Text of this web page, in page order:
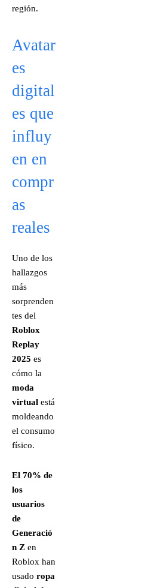
región.
Avatar
es
digital
es que
influy
en en
compr
as
reales
Uno de los
hallazgos
más
sorprenden
tes del
Roblox
Replay
2025 es
cómo la
moda
virtual está
moldeando
el consumo
físico.
El 70% de
los
usuarios
de
Generació
n Z en
Roblox han
usado ropa